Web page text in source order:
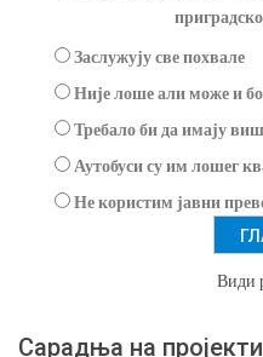
Заслужују све похвале
Није лоше али може и
Требало би да имају
Аутобуси су им лошег
Не користим јавни
Види
Сарадња на